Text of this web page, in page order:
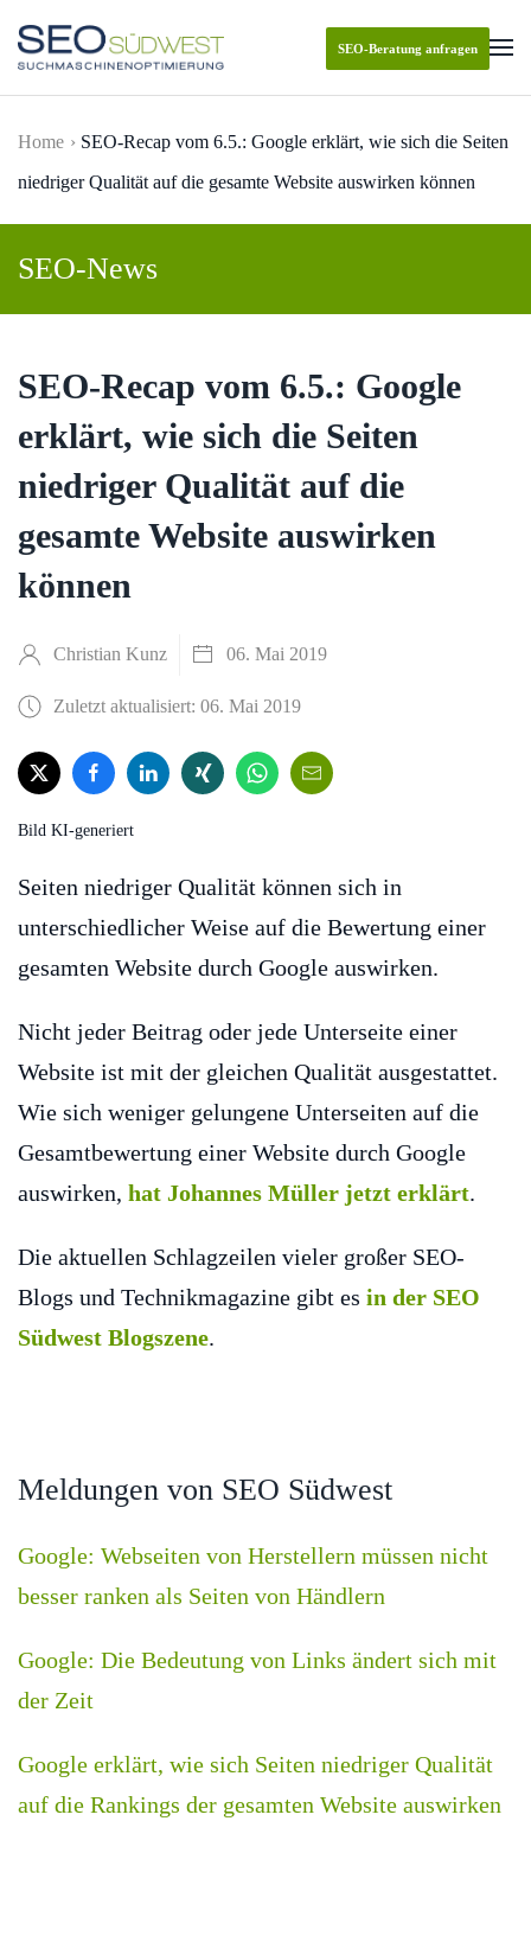
Skip to main content
SEO-Beratung anfragen
Home
SEO-Recap vom 6.5.: Google erklärt, wie sich die Seiten
niedriger Qualität auf die gesamte Website auswirken können
SEO-News
SEO-Recap vom 6.5.: Google
erklärt, wie sich die Seiten
niedriger Qualität auf die
gesamte Website auswirken
können
Christian Kunz 06. Mai 2019
Zuletzt aktualisiert: 06. Mai 2019
Bild KI-generiert
Seiten niedriger Qualität können sich in
unterschiedlicher Weise auf die Bewertung einer
gesamten Website durch Google auswirken.
Nicht jeder Beitrag oder jede Unterseite einer
Website ist mit der gleichen Qualität ausgestattet.
Wie sich weniger gelungene Unterseiten auf die
Gesamtbewertung einer Website durch Google
auswirken, hat Johannes Müller jetzt erklärt.
Die aktuellen Schlagzeilen vieler großer SEO-
Blogs und Technikmagazine gibt es in der SEO
Südwest Blogszene.
Meldungen von SEO Südwest
Google: Webseiten von Herstellern müssen nicht
besser ranken als Seiten von Händlern
Google: Die Bedeutung von Links ändert sich mit
der Zeit
Google erklärt, wie sich Seiten niedriger Qualität
auf die Rankings der gesamten Website auswirken